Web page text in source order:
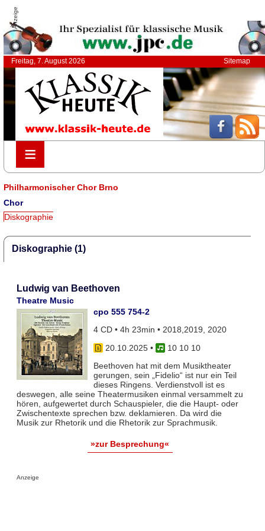
Anzeige
Freitag, 7. August 2026 Sitemap
≡
≡
Philharmonischer Chor Brno
Chor
Diskographie
Diskographie (1)
Ludwig van Beethoven
Theatre Music
cpo 555 754-2
4 CD • 4h 23min • 2018,2019, 2020
20.10.2025•
10 10 10
Beethoven hat mit dem Musiktheater
gerungen, sein „Fidelio“ ist nur ein Teil
dieses Ringens. Verdienstvoll ist es
deswegen, alle seine Theatermusiken einmal versammelt zu
hören, aufgewertet durch Schauspieler, die die Haupt- oder
Zwischentexte sprechen bzw. deklamieren. Da wird die
Musik zur Rhetorik und die Rhetorik zur Sprachmusik.
»zur Besprechung«
Anzeige